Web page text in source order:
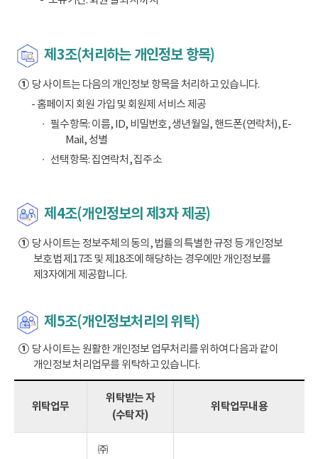
제3조(처리하는 개인정보 항목)
①당 사이트는 다음의 개인정보 항목을 처리하고 있습니다.
- 홈페이지 회원 가입 및 회원제 서비스 제공
필수항목: 이름, ID, 비밀번호, 생년월일, 핸드폰(연락처), E-
Mail, 성별
선택항목: 집연락처, 집주소
제4조(개인정보의 제3자 제공)
①당 사이트는 정보주체의 동의, 법률의 특별한 규정 등 개인정보
보호법 제17조 및 제18조에 해당하는 경우에만 개인정보를
제3자에게 제공합니다.
제5조(개인정보처리의 위탁)
①당 사이트는 원활한 개인정보 업무처리를 위하여 다음과 같이
개인정보 처리업무를 위탁하고 있습니다.
위탁업무
위탁받는 자
(수탁자)
위탁업무내용
㈜